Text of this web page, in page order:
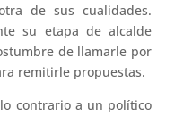
de sus cualidades.
su etapa de alcalde
de llamarle por
remitirle propuestas.
contrario a un político